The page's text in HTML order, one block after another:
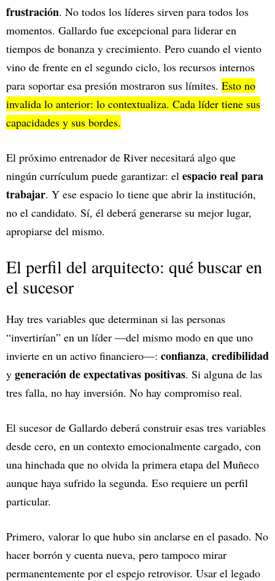
frustración. No todos los líderes sirven para todos los
momentos. Gallardo fue excepcional para liderar en
tiempos de bonanza y crecimiento. Pero cuando el viento
vino de frente en el segundo ciclo, los recursos internos
para soportar esa presión mostraron sus límites. Esto no
invalida lo anterior: lo contextualiza. Cada líder tiene sus
capacidades y sus bordes.
El próximo entrenador de River necesitará algo que
ningún currículum puede garantizar: el espacio real para
trabajar. Y ese espacio lo tiene que abrir la institución,
no el candidato. Sí, él deberá generarse su mejor lugar,
apropiarse del mismo.
El perfil del arquitecto: qué buscar en
el sucesor
Hay tres variables que determinan si las personas
“invertirían” en un líder —del mismo modo en que uno
invierte en un activo financiero—: confianza, credibilidad
y generación de expectativas positivas. Si alguna de las
tres falla, no hay inversión. No hay compromiso real.
El sucesor de Gallardo deberá construir esas tres variables
desde cero, en un contexto emocionalmente cargado, con
una hinchada que no olvida la primera etapa del Muñeco
aunque haya sufrido la segunda. Eso requiere un perfil
particular.
Primero, valorar lo que hubo sin anclarse en el pasado. No
hacer borrón y cuenta nueva, pero tampoco mirar
permanentemente por el espejo retrovisor. Usar el legado